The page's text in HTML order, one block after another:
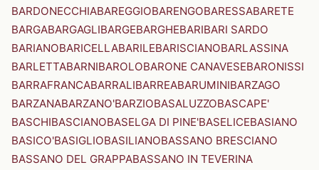
BARDONECCHIABAREGGIOBARENGOBARESSABARETE
BARGABARGAGLIBARGEBARGHEBARIBARI SARDO
BARIANOBARICELLABARILEBARISCIANOBARLASSINA
BARLETTABARNIBAROLOBARONE CANAVESEBARONISSI
BARRAFRANCABARRALIBARREABARUMINIBARZAGO
BARZANABARZANO'BARZIOBASALUZZOBASCAPE'
BASCHIBASCIANOBASELGA DI PINE'BASELICEBASIANO
BASICO'BASIGLIOBASILIANOBASSANO BRESCIANO
BASSANO DEL GRAPPABASSANO IN TEVERINA